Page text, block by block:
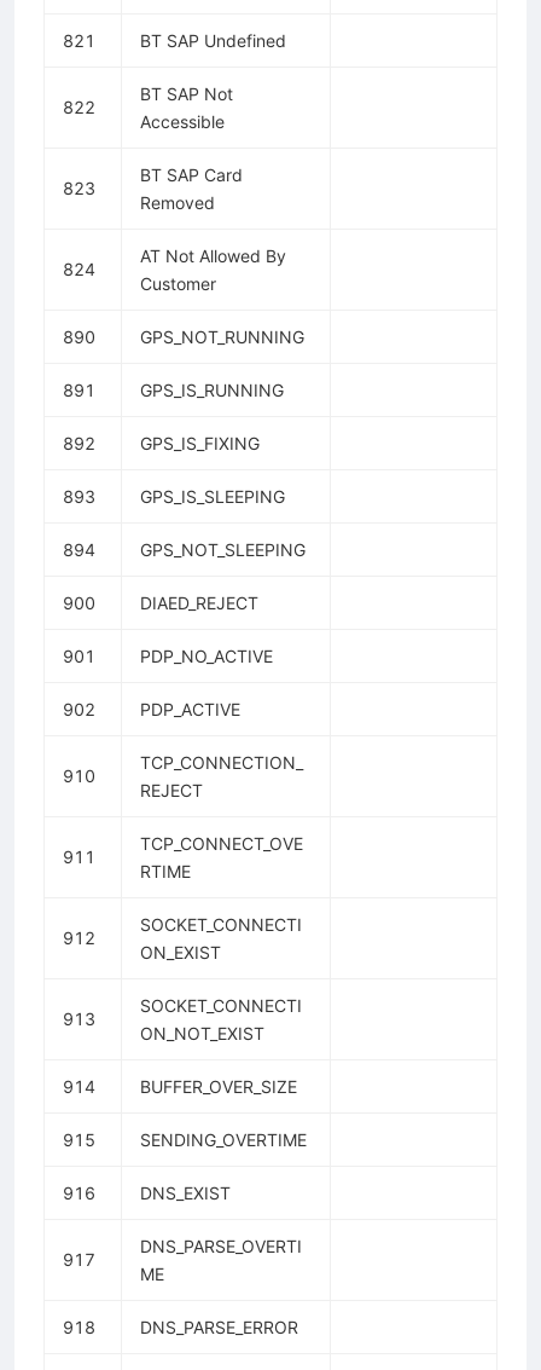
821 BT SAP Undefined
822
BT SAP Not
Accessible
823
BT SAP Card
Removed
824
AT Not Allowed By
Customer
890 GPS_NOT_RUNNING
891 GPS_IS_RUNNING
892 GPS_IS_FIXING
893 GPS_IS_SLEEPING
894 GPS_NOT_SLEEPING
900 DIAED_REJECT
901 PDP_NO_ACTIVE
902 PDP_ACTIVE
910
TCP_CONNECTION_
REJECT
911
TCP_CONNECT_OVE
RTIME
912
SOCKET_CONNECTI
ON_EXIST
913
SOCKET_CONNECTI
ON_NOT_EXIST
914 BUFFER_OVER_SIZE
915 SENDING_OVERTIME
916 DNS_EXIST
917
DNS_PARSE_OVERTI
ME
918 DNS_PARSE_ERROR